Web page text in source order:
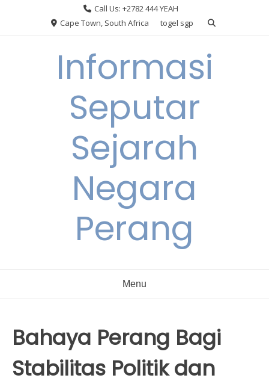
Call Us: +2782 444 YEAH
Cape Town, South Africa
togel sgp
Informasi
Seputar
Sejarah
Negara
Perang
Menu
Bahaya Perang Bagi
Stabilitas Politik dan